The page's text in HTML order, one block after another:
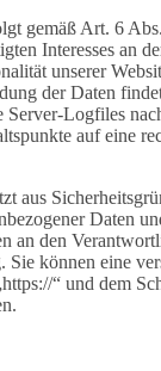
gemäß Art. 6
Interesses an
unserer
der Daten
Server-Logfiles
auf eine
aus
Daten
an den
Sie können eine
“ und dem